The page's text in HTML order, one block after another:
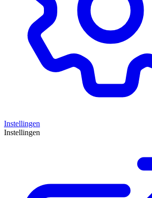
Instellingen
Instellingen